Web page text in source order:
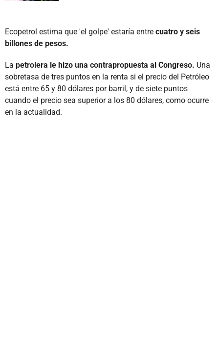
Ecopetrol estima que 'el golpe' estaría entre cuatro y seis
billones de pesos.
La petrolera le hizo una contrapropuesta al Congreso. Una
sobretasa de tres puntos en la renta si el precio del Petróleo
está entre 65 y 80 dólares por barril, y de siete puntos
cuando el precio sea superior a los 80 dólares, como ocurre
en la actualidad.